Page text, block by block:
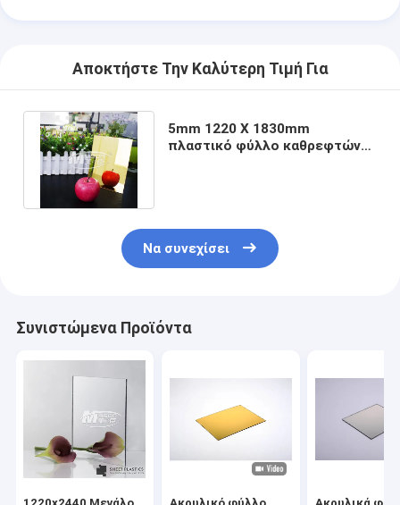
Αποκτήστε Την Καλύτερη Τιμή Για
5mm 1220 X 1830mm
πλαστικό φύλλο καθρεφτών
Να συνεχίσει
Συνιστώμενα Προϊόντα